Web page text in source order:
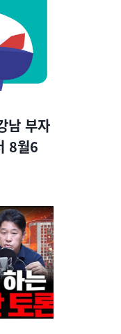
남 부자
8월6